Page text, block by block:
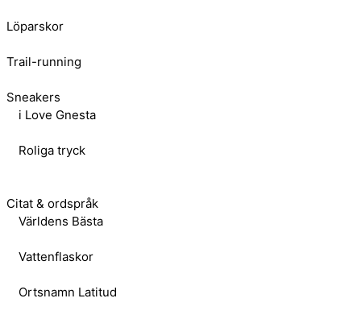
Löparskor
Trail-running
Sneakers
i Love Gnesta
Roliga tryck
Citat & ordspråk
Världens Bästa
Vattenflaskor
Ortsnamn Latitud